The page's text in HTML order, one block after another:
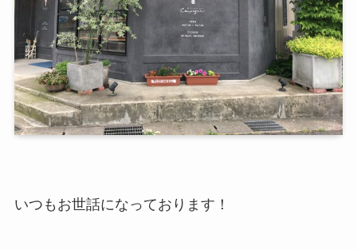
いつもお世話になっております！